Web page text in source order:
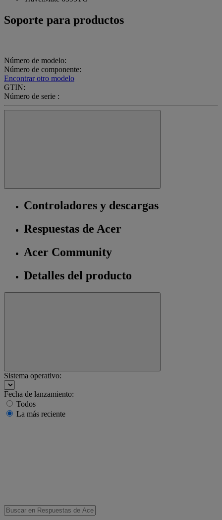
Soporte para productos
Número de modelo:
Número de componente:
Encontrar otro modelo
GTIN:
Número de serie :
Controladores y descargas
Respuestas de Acer
Acer Community
Detalles del producto
Sistema operativo:
Fecha de lanzamiento:
Todos
La más reciente